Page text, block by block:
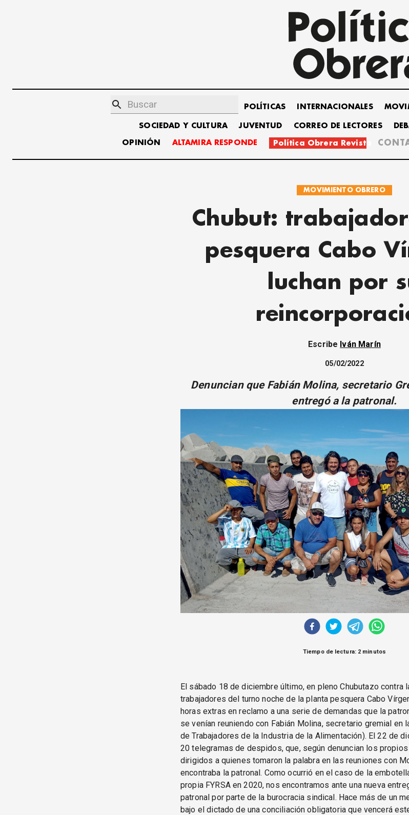
POLÍTICAS INTERNACIONALES
SOCIEDAD Y CULTURA JUVENTUD CORREO DE LECTORES
OPINIÓN ALTAMIRA RESPONDE Política Obrera Revista
MOVIMIENTO OBRERO
Chubut:
pesquera Cabo
luchan por
Escribe Iván Marín
05/02/2022
Denuncian que Fabián Molina, secretario
entregó a la patronal.
Tiempo de lectura: 2 minutos
El sábado 18 de diciembre último, en pleno Chubutazo contra
trabajadores del turno noche de la planta pesquera Cabo
horas extras en reclamo a una serie de demandas que la
se venían reuniendo con Fabián Molina, secretario gremial en
de Trabajadores de la Industria de la Alimentación). El 22 de
20 telegramas de despidos, que, según denuncian los
dirigidos a quienes tomaron la palabra en las reuniones con
encontraba la patronal. Como ocurrió en el caso de la
propia FYRSA en 2020, nos encontramos ante una nueva
patronal por parte de la burocracia sindical. Hace más de un
bajo el dictado de una conciliación obligatoria que vencerá